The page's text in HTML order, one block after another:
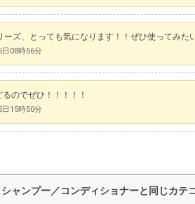
ーズ、とっても気になります！！ぜひ使ってみた
日08時56分
のでぜひ！！！！！
日15時50分
ャンプー／コンディショナーと同じカテ